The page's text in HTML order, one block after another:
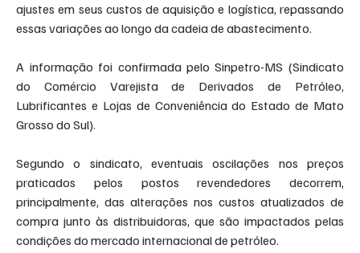
ajustes em seus custos de aquisição e logística, repassando
essas variações ao longo da cadeia de abastecimento.
A informação foi confirmada pelo Sinpetro-MS (Sindicato
do Comércio Varejista de Derivados de Petróleo,
Lubrificantes e Lojas de Conveniência do Estado de Mato
Grosso do Sul).
Segundo o sindicato, eventuais oscilações nos preços
praticados pelos postos revendedores decorrem,
principalmente, das alterações nos custos atualizados de
compra junto às distribuidoras, que são impactados pelas
condições do mercado internacional de petróleo.